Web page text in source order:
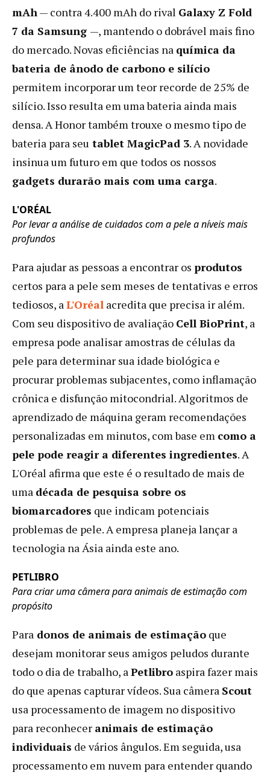
mAh— contra 4.400 mAh do rival Galaxy Z Fold
7 da Samsung —, mantendo o dobrável mais fino
do mercado. Novas eficiências na química da
bateria de ânodo de carbono e silício
permitem incorporar um teor recorde de 25% de
silício. Isso resulta em uma bateria ainda mais
densa. A Honor também trouxe o mesmo tipo de
bateria para seu tablet MagicPad 3. A novidade
insinua um futuro em que todos os nossos
gadgets durarão mais com uma carga.
L'ORÉAL
Por levar a análise de cuidados com a pele a níveis mais
profundos
Para ajudar as pessoas a encontrar os produtos
certos para a pele sem meses de tentativas e erros
tediosos, aL'Oréal acredita que precisa ir além.
Com seu dispositivo de avaliação Cell BioPrint, a
empresa pode analisar amostras de células da
pele para determinar sua idade biológica e
procurar problemas subjacentes, como inflamação
crônica e disfunção mitocondrial. Algoritmos de
aprendizado de máquina geram recomendações
personalizadas em minutos, com base em como a
pele pode reagir a diferentes ingredientes. A
L'Oréal afirma que este é o resultado de mais de
uma década de pesquisa sobre os
biomarcadores que indicam potenciais
problemas de pele. A empresa planeja lançar a
tecnologia na Ásia ainda este ano.
PETLIBRO
Para criar uma câmera para animais de estimação com
propósito
Para donos de animais de estimação que
desejam monitorar seus amigos peludos durante
todo o dia de trabalho, aPetlibro aspira fazer mais
do que apenas capturar vídeos. Sua câmera Scout
usa processamento de imagem no dispositivo
para reconhecer animais de estimação
individuais de vários ângulos. Em seguida, usa
processamento em nuvem para entender quando